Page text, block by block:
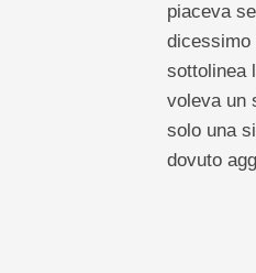
piaceva
dicessimo
sottolinea
voleva un
solo una
dovuto